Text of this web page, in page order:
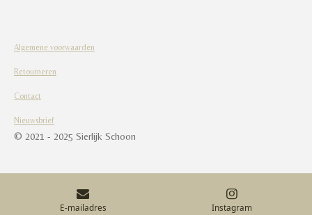
Algemene voorwaarden
Retourneren
Contact
Nieuwsbrief
© 2021 - 2025 Sierlijk Schoon
E-mailadres Instagram